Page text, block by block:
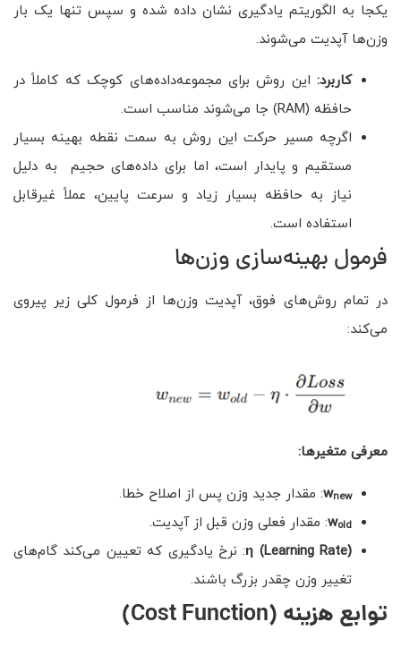
یکجا به الگوریتم یادگیری نشان داده شده و سپس تنها یک بار
وزن‌ها آپدیت می‌شوند.
کاربرد: این روش برای مجموعه‌داده‌های کوچک که کاملاً در
حافظه (RAM) جا می‌شوند مناسب است.
اگرچه مسیر حرکت این روش به سمت نقطه بهینه بسیار
مستقیم و پایدار است، اما برای داده‌های حجیم به دلیل
نیاز به حافظه بسیار زیاد و سرعت پایین، عملاً غیرقابل
استفاده است.
فرمول بهینه‌سازی وزن‌ها
در تمام روش‌های فوق، آپدیت وزن‌ها از فرمول کلی زیر پیروی
می‌کند:
معرفی متغیرها:
wnew
: مقدار جدید وزن پس از اصلاح خطا.
wold
: مقدار فعلی وزن قبل از آپدیت.
η (Learning Rate): نرخ یادگیری که تعیین می‌کند گام‌های
تغییر وزن چقدر بزرگ باشند.
توابع هزینه (Cost Function)